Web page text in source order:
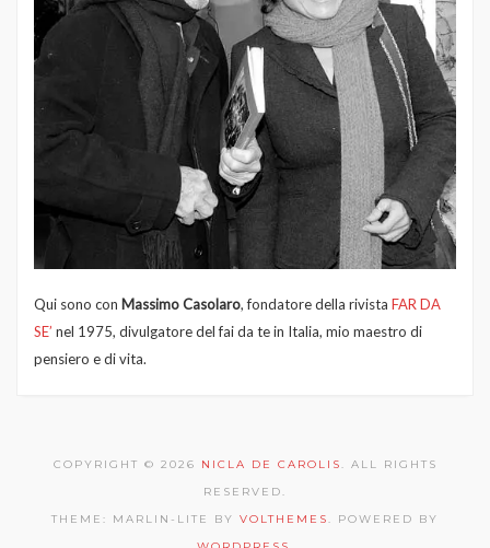
Qui sono con Massimo Casolaro, fondatore della rivista FAR DA
SE’ nel 1975, divulgatore del fai da te in Italia, mio maestro di
pensiero e di vita.
COPYRIGHT © 2026 NICLA DE CAROLIS. ALL RIGHTS
RESERVED.
THEME: MARLIN-LITE BY VOLTHEMES. POWERED BY